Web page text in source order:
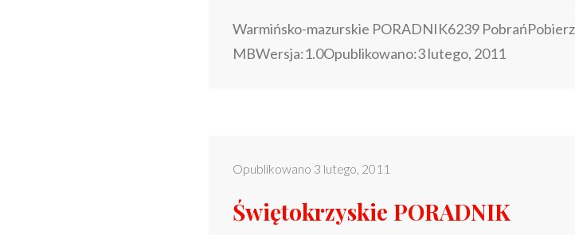
Warmińsko-mazurskie PORADNIK6239
MBWersja:1.0Opublikowano:3 lutego, 2011
Opublikowano 3 lutego, 2011
Świętokrzyskie PORADNIK